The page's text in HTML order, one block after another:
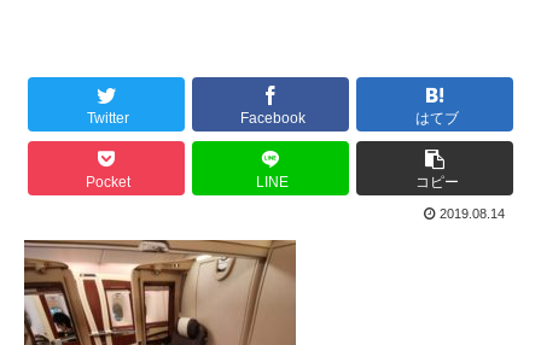
Twitter Facebook はてブ
Pocket LINE コピー
2019.08.14